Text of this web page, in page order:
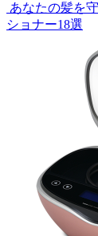
あなたの髪を
ショナー18選